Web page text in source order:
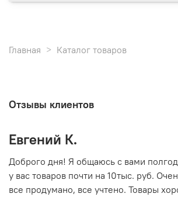
Главная Каталог товаров
Отзывы клиентов
Евгений К.
Доброго дня! Я общаюсь с вами
у вас товаров почти на 10тыс. руб.
все продумано, все учтено. Товары